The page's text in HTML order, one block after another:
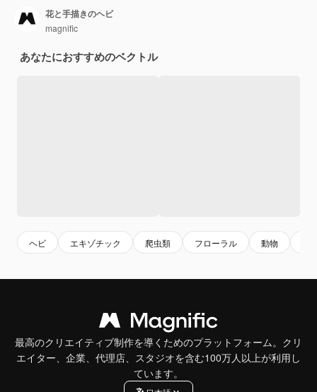
花と手描きのヘビ
magnific
あなたにおすすめのベクトル
ヘビ エキゾチック 爬虫類 フローラル 動物
最高のクリエイティブ制作を導くためのプラットフォーム。クリ
エイター、企業、代理店、スタジオを含む100万人以上が利用し
ています。